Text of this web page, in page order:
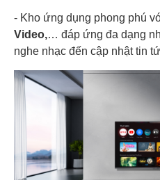
- Kho ứng dụng phong phú
Video,… đáp ứng đa dạng
nghe nhạc đến cập nhật tin